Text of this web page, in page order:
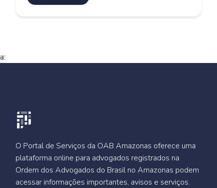
a:
O Portal de Serviços da OAB Amazonas oferece uma
plataforma online para advogados registrados na
Ordem dos Advogados do Brasil no Amazonas podem
acessar informações importantes, avisos e serviços.